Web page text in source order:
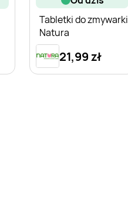
Tabletki do zmywarki
Natura
21,99 zł